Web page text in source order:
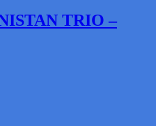
TRIO –